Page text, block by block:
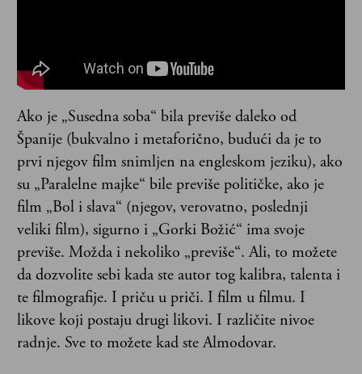
Ako je „Susedna soba“ bila previše daleko od
Španije (bukvalno i metaforično, budući da je to
prvi njegov film snimljen na engleskom jeziku), ako
su „Paralelne majke“ bile previše političke, ako je
film „Bol i slava“ (njegov, verovatno, poslednji
veliki film), sigurno i „Gorki Božić“ ima svoje
previše. Možda i nekoliko „previše“. Ali, to možete
da dozvolite sebi kada ste autor tog kalibra, talenta i
te filmografije. I priču u priči. I film u filmu. I
likove koji postaju drugi likovi. I različite nivoe
radnje. Sve to možete kad ste Almodovar.